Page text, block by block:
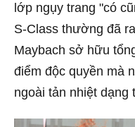
lớp ngụy trang "có
S-Class thường đã
Maybach sở hữu
điểm độc quyền mà
ngoài tản nhiệt dạng